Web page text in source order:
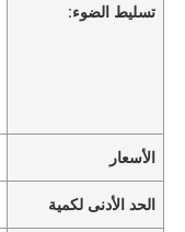
تسليط الضوء:
الأسعار
الحد الأدنى لكمية